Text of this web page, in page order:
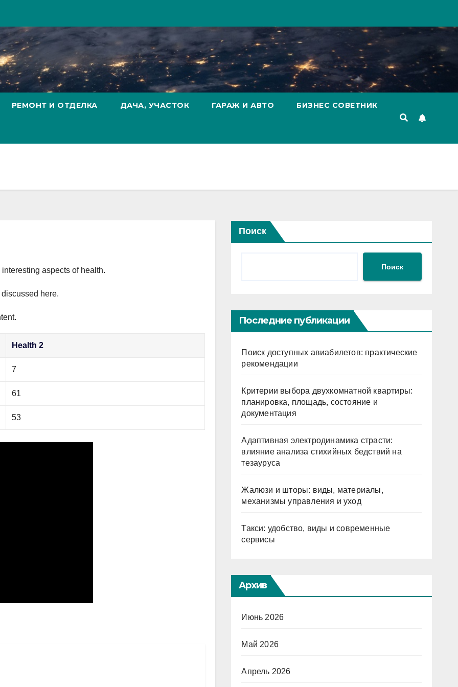
РЕМОНТ И ОТДЕЛКА ДАЧА, УЧАСТОК ГАРАЖ И АВТО БИЗНЕС СОВЕТНИК
aspects of health.
here.
Health 2
7
61
53
Поиск
Поиск
Последние публикации
Поиск доступных авиабилетов: практические
рекомендации
Критерии выбора двухкомнатной квартиры:
планировка, площадь, состояние и
документация
Адаптивная электродинамика страсти:
влияние анализа стихийных бедствий на
тезауруса
Жалюзи и шторы: виды, материалы,
механизмы управления и уход
Такси: удобство, виды и современные
сервисы
Архив
Июнь 2026
Май 2026
Апрель 2026